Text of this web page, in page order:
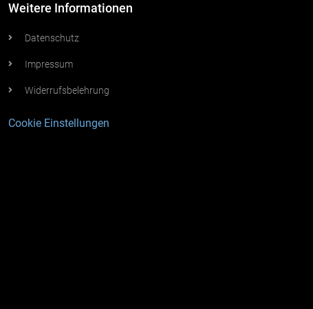
Weitere Informationen
Datenschutz
Impressum
Widerrufsbelehrung
Cookie Einstellungen